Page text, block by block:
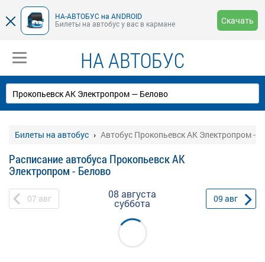
НА-АВТОБУС на ANDROID
Билеты на автобус у вас в кармане
Скачать
НА АВТОБУС
Билеты на автобус Автобус Прокопьевск АК Электропром -
Расписание автобуса Прокопьевск АК
Электропром - Белово
07 авг 08 августа
суббота 09 авг